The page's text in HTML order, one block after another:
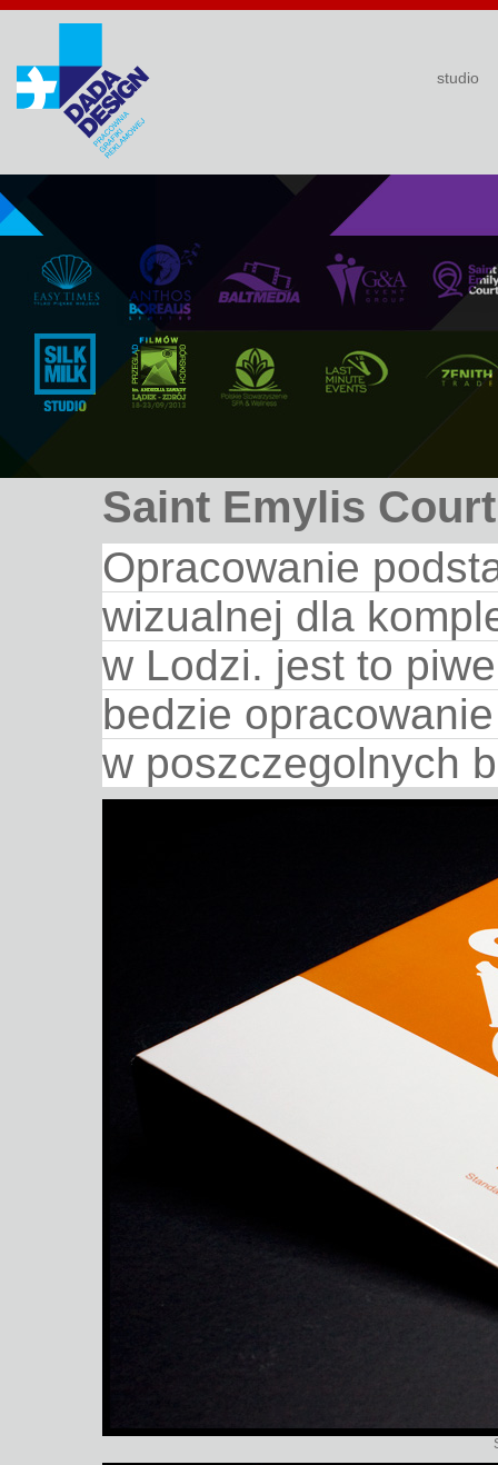
studio
Saint Emylis Court
Opracowanie
wizualnej dla
w Lodzi. jest to
bedzie
w poszczegolnych